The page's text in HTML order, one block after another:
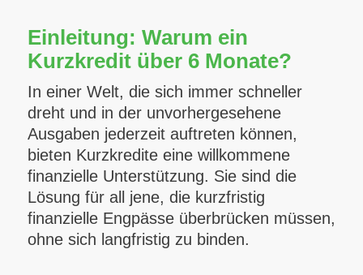
Einleitung: Warum ein
Kurzkredit über 6 Monate?
In einer Welt, die sich immer schneller
dreht und in der unvorhergesehene
Ausgaben jederzeit auftreten können,
bieten Kurzkredite eine willkommene
finanzielle Unterstützung. Sie sind die
Lösung für all jene, die kurzfristig
finanzielle Engpässe überbrücken müssen,
ohne sich langfristig zu binden.